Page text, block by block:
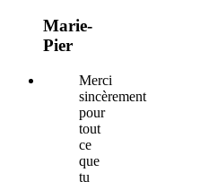
Marie-
Pier
Merci
sincèrement
pour
tout
ce
que
tu